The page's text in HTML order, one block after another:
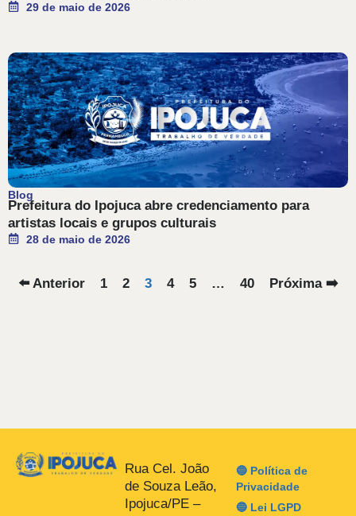
29 de maio de 2026
Blog
Prefeitura do Ipojuca abre credenciamento para
artistas locais e grupos culturais
28 de maio de 2026
⬅️ Anterior 1 2 3 4 5 … 40 Próxima ➡️
Rua Cel. João
de Souza Leão,
Ipojuca/PE –
🔵 Política de
Privacidade
🔵 Lei LGPD